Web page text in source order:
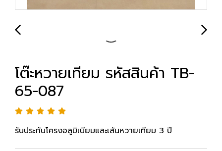
โต๊ะหวายเทียม รหัสสินค้า TB-
65-087
รับประกันโครงอลูมิเนียมและเส้นหวายเทียม 3 ปี